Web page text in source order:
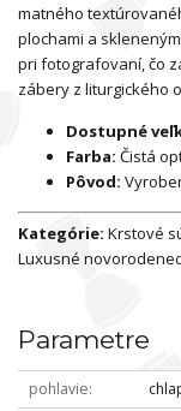
matného
plochami a
pri fotografovaní, čo
zábery z liturgického
Dostupné
Farba: Čistá
Pôvod:
Kategórie: Krstové
Luxusné
Parametre
pohlavie